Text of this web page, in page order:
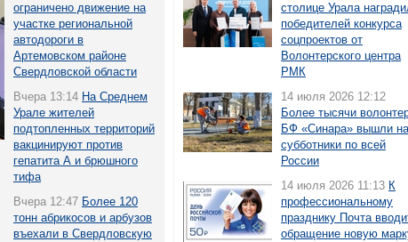
ограничено движение на
участке региональной
автодороги в
Артемовском районе
Свердловской области
Вчера 13:14 На Среднем
Урале жителей
подтопленных территорий
вакцинируют против
гепатита А и брюшного
тифа
Вчера 12:47 Более 120
тонн абрикосов и арбузов
въехали в Свердловскую
столице Урала
победителей конкурса
соцпроектов от
Волонтерского центра
РМК
14 июля 2026 12:12
Более тысячи
БФ «Синара» вышли на
субботники по всей
России
14 июля 2026 11:13 К
профессиональному
празднику Почта
обращение новую